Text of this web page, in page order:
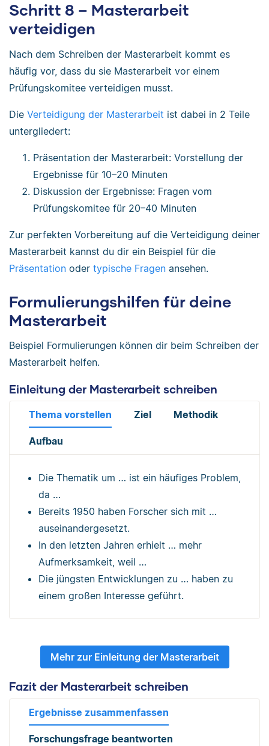
Schritt 8 – Masterarbeit
verteidigen
Nach dem Schreiben der Masterarbeit kommt es
häufig vor, dass du sie Masterarbeit vor einem
Prüfungskomitee verteidigen musst.
Die Verteidigung der Masterarbeit ist dabei in 2 Teile
untergliedert:
Präsentation der Masterarbeit: Vorstellung der
Ergebnisse für 10–20 Minuten
Diskussion der Ergebnisse: Fragen vom
Prüfungskomitee für 20–40 Minuten
Zur perfekten Vorbereitung auf die Verteidigung deiner
Masterarbeit kannst du dir ein Beispiel für die
Präsentation oder typische Fragen ansehen.
Formulierungshilfen für deine
Masterarbeit
Beispiel Formulierungen können dir beim Schreiben der
Masterarbeit helfen.
Einleitung der Masterarbeit schreiben
Thema vorstellen Ziel Methodik
Aufbau
Die Thematik um … ist ein häufiges Problem,
da …
Bereits 1950 haben Forscher sich mit …
auseinandergesetzt.
In den letzten Jahren erhielt … mehr
Aufmerksamkeit, weil …
Die jüngsten Entwicklungen zu … haben zu
einem großen Interesse geführt.
Mehr zur Einleitung der Masterarbeit
Fazit der Masterarbeit schreiben
Ergebnisse zusammenfassen
Forschungsfrage beantworten